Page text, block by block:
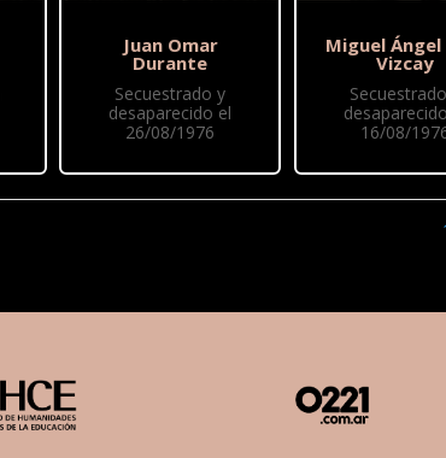
Juan Omar
Durante
Secuestrado y
desaparecido el
26/08/1976
Miguel Ángel
Vizcay
16/08/